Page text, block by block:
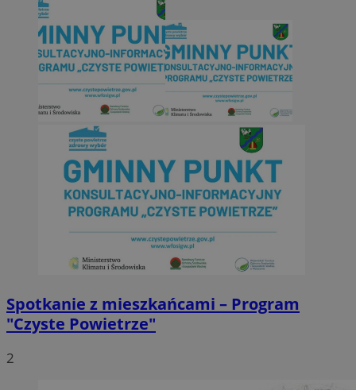
Spotkanie z mieszkańcami – Program
"Czyste Powietrze"
2